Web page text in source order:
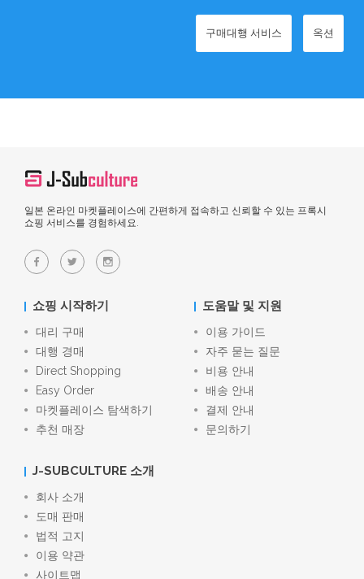
구매대행 서비스 옥션
일본 온라인 마켓플레이스에 간편하게 접속하고 신뢰할 수 있는 프록시
쇼핑 서비스를 경험하세요.
쇼핑 시작하기
대리 구매
대행 경매
Direct Shopping
Easy Order
마켓플레이스 탐색하기
추천 매장
도움말 및 지원
이용 가이드
자주 묻는 질문
비용 안내
배송 안내
결제 안내
문의하기
J-SUBCULTURE 소개
회사 소개
도매 판매
법적 고지
이용 약관
사이트맵